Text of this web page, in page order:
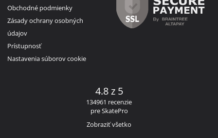
Obchodné podmienky
Zásady ochrany osobných
údajov
Prístupnosť
Nastavenia súborov cookie
4.8 z 5
134961 recenzie
pre SkatePro
Zobraziť všetko